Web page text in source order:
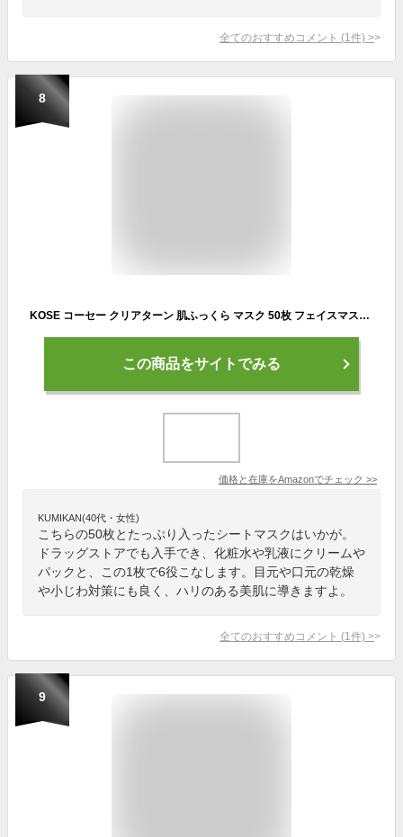
全てのおすすめコメント (1 件) >
8
KOSE コーセー クリアターン 肌ふっくら マスク 50枚 フェイスマスク しわ,保湿
この商品をサイトでみる
価格と在庫をAmazonでチェック >>
KUMIKAN(40代・女性)
こちらの50枚とたっぷり入ったシートマスクはいかが。
ドラッグストアでも入手でき、化粧水や乳液にクリームや
パックと、この1枚で6役こなします。目元や口元の乾燥
や小じわ対策にも良く、ハリのある美肌に導きますよ。
全てのおすすめコメント (1 件) >
9